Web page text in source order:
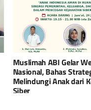
Muslimah ABI Gelar
Nasional, Bahas
Melindungi Anak dari
Siber